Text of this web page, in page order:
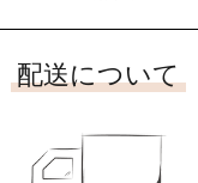
配送について